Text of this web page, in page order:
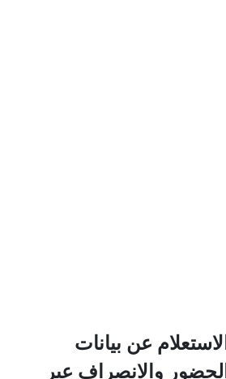
الاستعلام عن بيانات
الحضور والانصراف عبر